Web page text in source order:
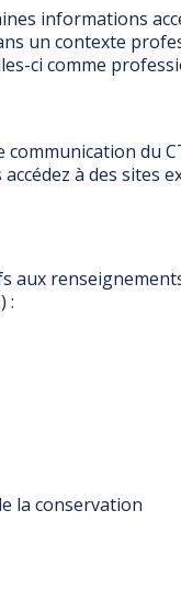
informations
un contexte
ci comme
du
à des sites
aux
:
la conservation